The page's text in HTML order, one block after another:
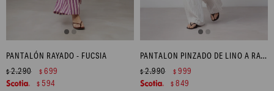
PANTALÓN RAYADO - FUCSIA
$2.290 $ 699
$ 594
PANTALON PINZADO DE LINO A RAYAS - BLANCO
$2.990 $ 999
$ 849